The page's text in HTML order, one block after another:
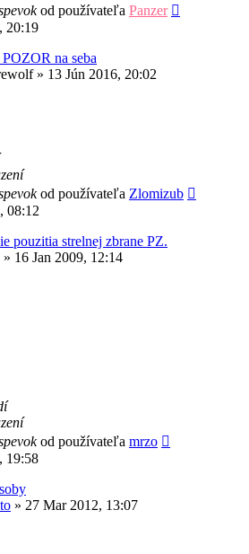
od používateľa Panzer
20:19
na seba
» 13 Jún 2016, 20:02
od používateľa Zlomizub
08:12
pouzitia strelnej zbrane PZ.
» 16 Jan 2009, 12:14
od používateľa mrzo
19:58
» 27 Mar 2012, 13:07